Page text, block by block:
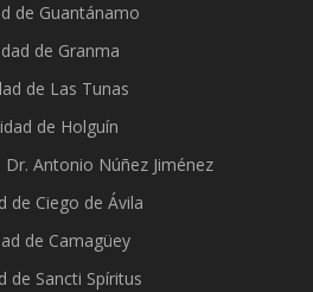
de Guantánamo
de Granma
de Las Tunas
de Holguín
Antonio Núñez Jiménez
de Ciego de Ávila
de Camagüey
de Sancti Spíritus